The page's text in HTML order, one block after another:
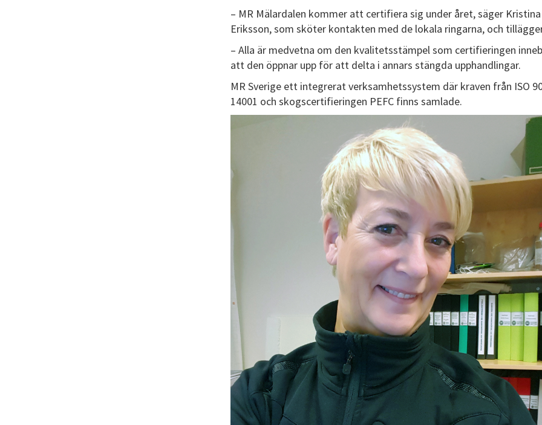
– MR Mälardalen kommer att certifiera sig under året, säger Kristina
Eriksson, som sköter kontakten med de lokala ringarna, och
– Alla är medvetna om den kvalitetsstämpel som certifieringen
att den öppnar upp för att delta i annars stängda upphandlingar.
MR Sverige ett integrerat verksamhetssystem där kraven från ISO
14001 och skogscertifieringen PEFC finns samlade.